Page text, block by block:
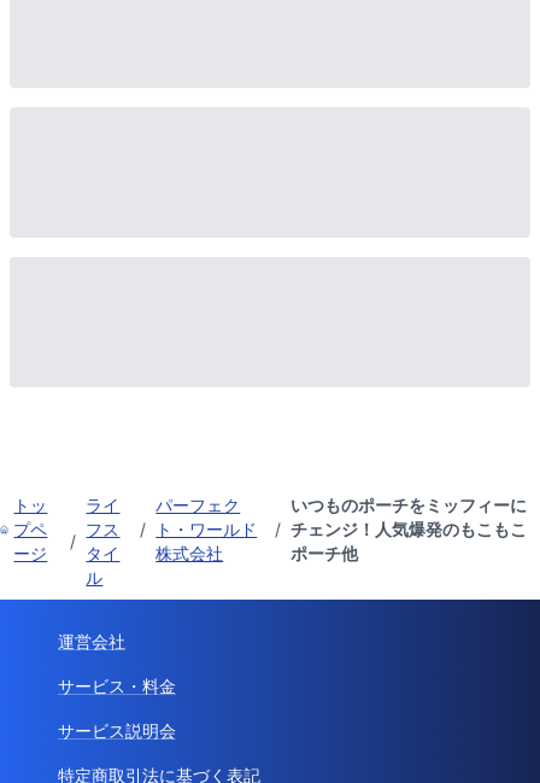
トッ
プペ
ージ
/
ライ
フス
タイ
ル
/
パーフェク
ト・ワールド
株式会社
/
いつものポーチをミッフィーに
チェンジ！人気爆発のもこもこ
ポーチ他
運営会社
サービス・料金
サービス説明会
特定商取引法に基づく表記